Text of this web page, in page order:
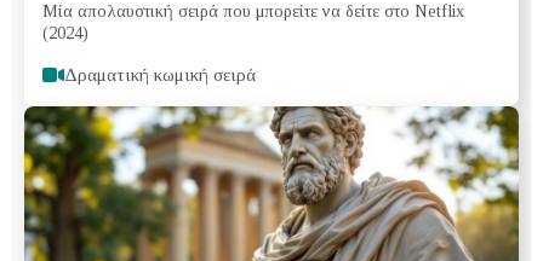
Μία απολαυστική σειρά που μπορείτε να δείτε στο Netflix
(2024)
Δραματική κωμική σειρά